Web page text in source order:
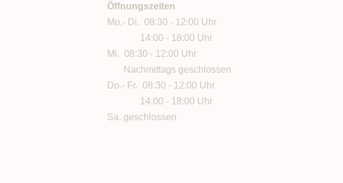
Öffnungszeiten
Mo.- Di. 08:30 - 12:00 Uhr
14:00 - 18:00 Uhr
Mi. 08:30 - 12:00 Uhr
Nachmittags geschlossen
Do.- Fr. 08:30 - 12:00 Uhr
14:00 - 18:00 Uhr
Sa. geschlossen